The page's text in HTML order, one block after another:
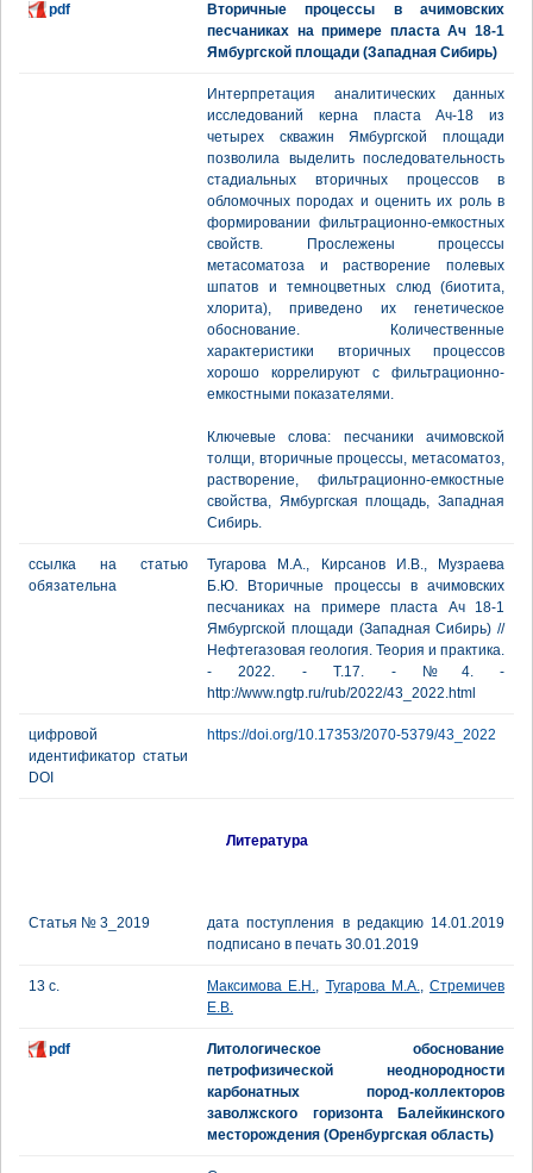
pdf
Вторичные процессы в ачимовских
песчаниках на примере пласта Ач 18-1
Ямбургской площади (Западная Сибирь)
Интерпретация аналитических данных
исследований керна пласта Ач-18 из
четырех скважин Ямбургской площади
позволила выделить последовательность
стадиальных вторичных процессов в
обломочных породах и оценить их роль в
формировании фильтрационно-емкостных
свойств. Прослежены процессы
метасоматоза и растворение полевых
шпатов и темноцветных слюд (биотита,
хлорита), приведено их генетическое
обоснование. Количественные
характеристики вторичных процессов
хорошо коррелируют с фильтрационно-
емкостными показателями.
Ключевые слова: песчаники ачимовской
толщи, вторичные процессы, метасоматоз,
растворение, фильтрационно-емкостные
свойства, Ямбургская площадь, Западная
Сибирь.
ссылка на статью
обязательна
Тугарова М.А., Кирсанов И.В., Музраева
Б.Ю. Вторичные процессы в ачимовских
песчаниках на примере пласта Ач 18-1
Ямбургской площади (Западная Сибирь) //
Нефтегазовая геология. Теория и практика.
- 2022. - Т.17. - №4. -
http://www.ngtp.ru/rub/2022/43_2022.html
цифровой
идентификатор статьи
DOI
https://doi.org/10.17353/2070-5379/43_2022
Литература
Статья № 3_2019
дата поступления в редакцию 14.01.2019
подписано в печать 30.01.2019
13 с. Максимова Е.Н., Тугарова М.А., Стремичев
Е.В.
pdf
Литологическое обоснование
петрофизической неоднородности
карбонатных пород-коллекторов
заволжского горизонта Балейкинского
месторождения (Оренбургская область)